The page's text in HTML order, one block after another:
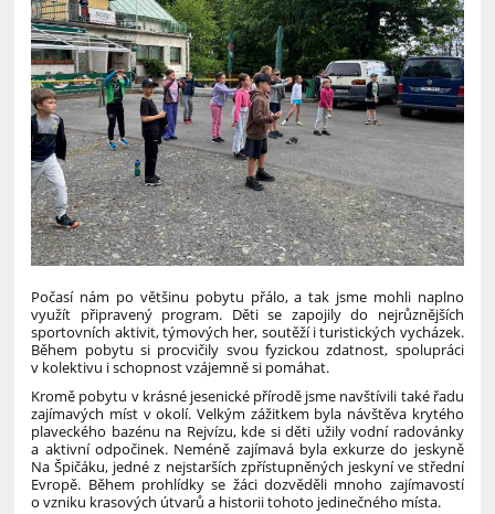
Počasí nám po většinu pobytu přálo, a tak jsme mohli naplno
využít připravený program. Děti se zapojily do nejrůznějších
sportovních aktivit, týmových her, soutěží i turistických vycházek.
Během pobytu si procvičily svou fyzickou zdatnost, spolupráci
v kolektivu i schopnost vzájemně si pomáhat.
Kromě pobytu v krásné jesenické přírodě jsme navštívili také řadu
zajímavých míst v okolí. Velkým zážitkem byla návštěva krytého
plaveckého bazénu na Rejvízu, kde si děti užily vodní radovánky
a aktivní odpočinek. Neméně zajímavá byla exkurze do jeskyně
Na Špičáku, jedné z nejstarších zpřístupněných jeskyní ve střední
Evropě. Během prohlídky se žáci dozvěděli mnoho zajímavostí
o vzniku krasových útvarů a historii tohoto jedinečného místa.